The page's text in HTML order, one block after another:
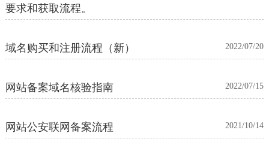
要求和获取流程。
域名购买和注册流程（新） 2022/07/20
网站备案域名核验指南 2022/07/15
网站公安联网备案流程 2021/10/14